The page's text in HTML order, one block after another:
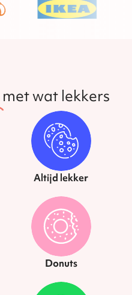
met wat lekkers
Altijd lekker
Donuts